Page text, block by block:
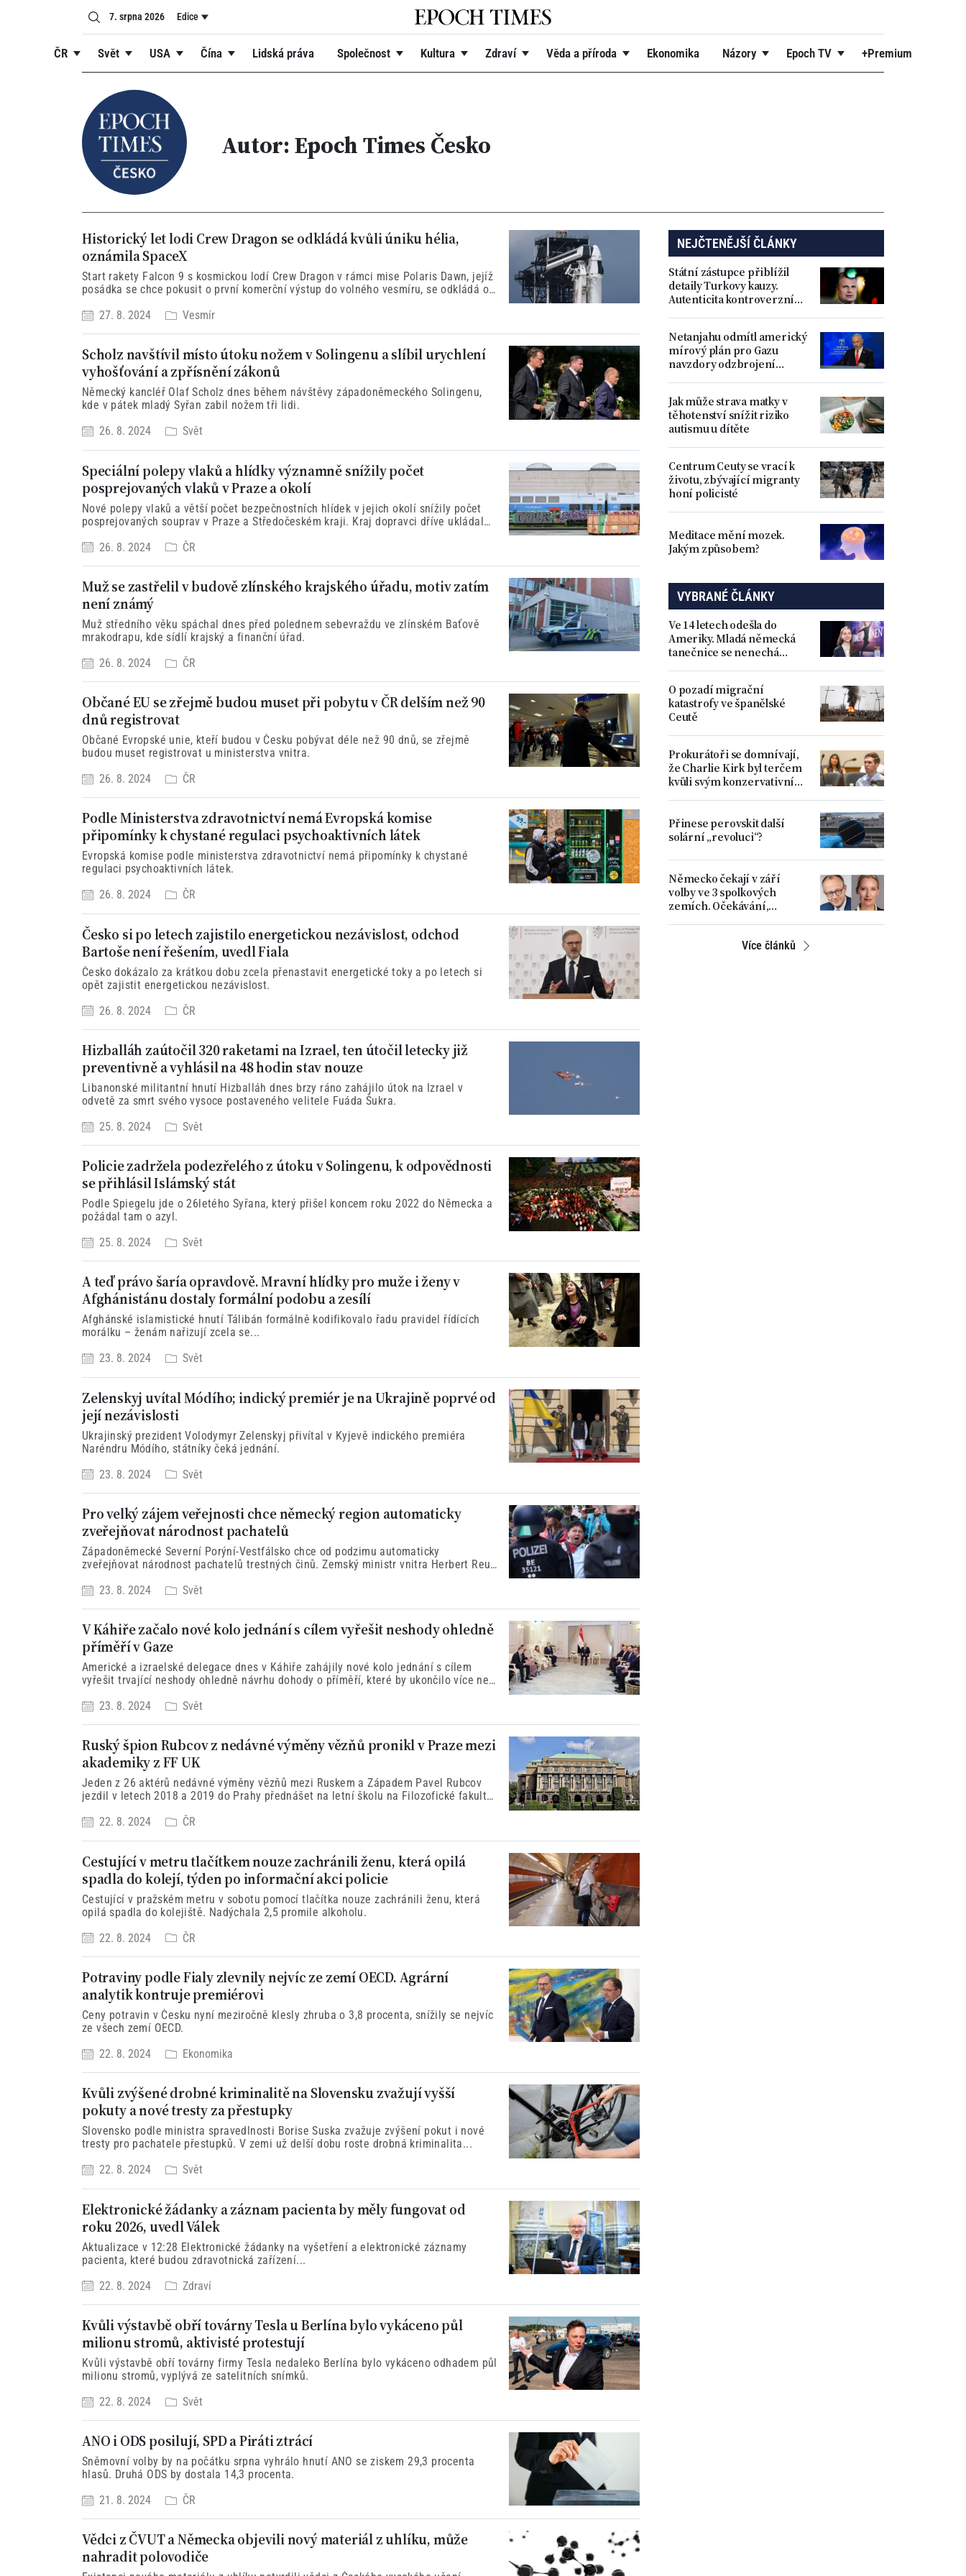
7. srpna 2026 Edice
ČR Svět USA Čína Lidská práva Společnost Kultura Zdraví Věda a příroda Ekonomika Názory Epoch TV +Premium
Autor: Epoch Times Česko
Historický let lodi Crew Dragon se odkládá kvůli úniku hélia,
oznámila SpaceX
Start rakety Falcon 9 s kosmickou lodí Crew Dragon v rámci mise Polaris Dawn, jejíž
posádka se chce pokusit o první komerční výstup do volného vesmíru, se odkládá o
27. 8. 2024 Vesmír
Scholz navštívil místo útoku nožem v Solingenu a slíbil urychlení
vyhošťování a zpřísnění zákonů
Německý kancléř Olaf Scholz dnes během návštěvy západoněmeckého Solingenu,
kde v pátek mladý Syřan zabil nožem tři lidi.
26. 8. 2024 Svět
Speciální polepy vlaků a hlídky významně snížily počet
posprejovaných vlaků v Praze a okolí
Nové polepy vlaků a větší počet bezpečnostních hlídek v jejich okolí snížily počet
posprejovaných souprav v Praze a Středočeském kraji. Kraj dopravci dříve ukládal
26. 8. 2024 ČR
Muž se zastřelil v budově zlínského krajského úřadu, motiv zatím
není známý
Muž středního věku spáchal dnes před polednem sebevraždu ve zlínském Baťově
mrakodrapu, kde sídlí krajský a finanční úřad.
26. 8. 2024 ČR
Občané EU se zřejmě budou muset při pobytu v ČR delším než 90
dnů registrovat
Občané Evropské unie, kteří budou v Česku pobývat déle než 90 dnů, se zřejmě
budou muset registrovat u ministerstva vnitra.
26. 8. 2024 ČR
Podle Ministerstva zdravotnictví nemá Evropská komise
připomínky k chystané regulaci psychoaktivních látek
Evropská komise podle ministerstva zdravotnictví nemá připomínky k chystané
regulaci psychoaktivních látek.
26. 8. 2024 ČR
Česko si po letech zajistilo energetickou nezávislost, odchod
Bartoše není řešením, uvedl Fiala
Česko dokázalo za krátkou dobu zcela přenastavit energetické toky a po letech si
opět zajistit energetickou nezávislost.
26. 8. 2024 ČR
Hizballáh zaútočil 320 raketami na Izrael, ten útočil letecky již
preventivně a vyhlásil na 48 hodin stav nouze
Libanonské militantní hnutí Hizballáh dnes brzy ráno zahájilo útok na Izrael v
odvetě za smrt svého vysoce postaveného velitele Fuáda Šukra.
25. 8. 2024 Svět
Policie zadržela podezřelého z útoku v Solingenu, k odpovědnosti
se přihlásil Islámský stát
Podle Spiegelu jde o 26letého Syřana, který přišel koncem roku 2022 do Německa a
požádal tam o azyl.
25. 8. 2024 Svět
A teď právo šaría opravdově. Mravní hlídky pro muže i ženy v
Afghánistánu dostaly formální podobu a zesílí
Afghánské islamistické hnutí Tálibán formálně kodifikovalo řadu pravidel řídících
morálku – ženám nařizují zcela se...
23. 8. 2024 Svět
Zelenskyj uvítal Módího; indický premiér je na Ukrajině poprvé od
její nezávislosti
Ukrajinský prezident Volodymyr Zelenskyj přivítal v Kyjevě indického premiéra
Naréndru Módího, státníky čeká jednání.
23. 8. 2024 Svět
Pro velký zájem veřejnosti chce německý region automaticky
zveřejňovat národnost pachatelů
Západoněmecké Severní Porýní-Vestfálsko chce od podzimu automaticky
zveřejňovat národnost pachatelů trestných činů. Zemský ministr vnitra Herbert Reul
předcházelo spekulacím.
23. 8. 2024 Svět
V Káhiře začalo nové kolo jednání s cílem vyřešit neshody ohledně
příměří v Gaze
Americké a izraelské delegace dnes v Káhiře zahájily nové kolo jednání s cílem
vyřešit trvající neshody ohledně návrhu dohody o příměří, které by ukončilo více než
23. 8. 2024 Svět
Ruský špion Rubcov z nedávné výměny vězňů pronikl v Praze mezi
akademiky z FF UK
Jeden z 26 aktérů nedávné výměny vězňů mezi Ruskem a Západem Pavel Rubcov
jezdil v letech 2018 a 2019 do Prahy přednášet na letní školu na Filozofické fakultě
22. 8. 2024 ČR
Cestující v metru tlačítkem nouze zachránili ženu, která opilá
spadla do kolejí, týden po informační akci policie
Cestující v pražském metru v sobotu pomocí tlačítka nouze zachránili ženu, která
opilá spadla do kolejiště. Nadýchala 2,5 promile alkoholu.
22. 8. 2024 ČR
Potraviny podle Fialy zlevnily nejvíc ze zemí OECD. Agrární
analytik kontruje premiérovi
Ceny potravin v Česku nyní meziročně klesly zhruba o 3,8 procenta, snížily se nejvíc
ze všech zemí OECD.
22. 8. 2024 Ekonomika
Kvůli zvýšené drobné kriminalitě na Slovensku zvažují vyšší
pokuty a nové tresty za přestupky
Slovensko podle ministra spravedlnosti Borise Suska zvažuje zvýšení pokut i nové
tresty pro pachatele přestupků. V zemi už delší dobu roste drobná kriminalita...
22. 8. 2024 Svět
Elektronické žádanky a záznam pacienta by měly fungovat od
roku 2026, uvedl Válek
Aktualizace v 12:28 Elektronické žádanky na vyšetření a elektronické záznamy
pacienta, které budou zdravotnická zařízení...
22. 8. 2024 Zdraví
Kvůli výstavbě obří továrny Tesla u Berlína bylo vykáceno půl
milionu stromů, aktivisté protestují
Kvůli výstavbě obří továrny firmy Tesla nedaleko Berlína bylo vykáceno odhadem půl
milionu stromů, vyplývá ze satelitních snímků.
22. 8. 2024 Svět
ANO i ODS posilují, SPD a Piráti ztrácí
Sněmovní volby by na počátku srpna vyhrálo hnutí ANO se ziskem 29,3 procenta
hlasů. Druhá ODS by dostala 14,3 procenta.
21. 8. 2024 ČR
Vědci z ČVUT a Německa objevili nový materiál z uhlíku, může
nahradit polovodiče
NEJČTENĚJŠÍ ČLÁNKY
Státní zástupce přiblížil
detaily Turkovy kauzy.
Autenticita kontroverzních
Netanjahu odmítl americký
mírový plán pro Gazu
navzdory odzbrojení
Jak může strava matky v
těhotenství snížit riziko
autismu u dítěte
Centrum Ceuty se vrací k
životu, zbývající migranty
honí policisté
Meditace mění mozek.
Jakým způsobem?
VYBRANÉ ČLÁNKY
Ve 14 letech odešla do
Ameriky. Mladá německá
tanečnice se nenechá
O pozadí migrační
katastrofy ve španělské
Ceutě
Prokurátoři se domnívají,
že Charlie Kirk byl terčem
kvůli svým konzervativním
Přinese perovskit další
solární „revoluci“?
Německo čekají v září
volby ve 3 spolkových
zemích. Očekávání,
Více článků